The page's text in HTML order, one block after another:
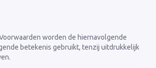
worden de hiernavolgende
betekenis gebruikt, tenzij uitdrukkelijk